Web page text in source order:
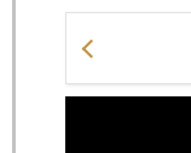
「私の履歴書」を